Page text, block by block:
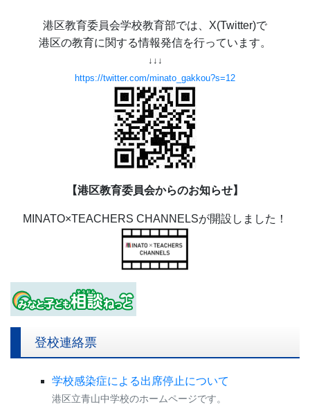
港区教育委員会学校教育部では、X(Twitter)で
港区の教育に関する情報発信を行っています。
↓↓↓
https://twitter.com/minato_gakkou?s=12
【港区教育委員会からのお知らせ】
MINATO×TEACHERS CHANNELSが開設しました！
登校連絡票
学校感染症による出席停止について
港区立青山中学校のホームページです。